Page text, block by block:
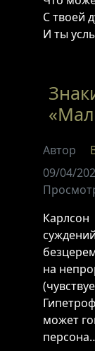
С твоей
И ты
Автор
09/04/
Карлсон
на
может